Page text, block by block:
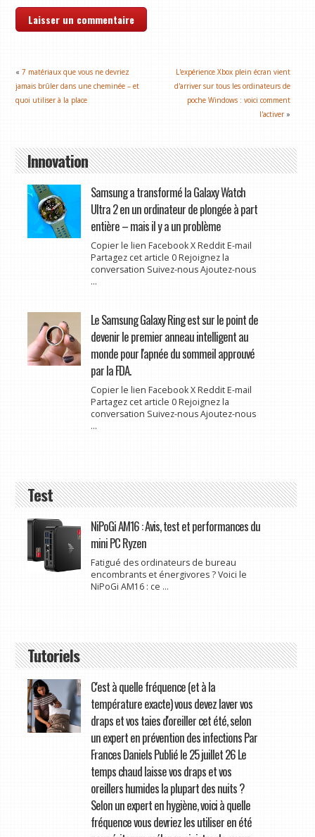
«7 matériaux que vous ne devriez
jamais brûler dans une cheminée – et
quoi utiliser à la place
L'expérience Xbox plein écran vient
d'arriver sur tous les ordinateurs de
poche Windows : voici comment
l'activer »
Innovation
Samsung a transformé la Galaxy Watch
Ultra 2 en un ordinateur de plongée à part
entière – mais il y a un problème
Copier le lien Facebook X Reddit E-mail
Partagez cet article 0 Rejoignez la
conversation Suivez-nous Ajoutez-nous
...
Le Samsung Galaxy Ring est sur le point de
devenir le premier anneau intelligent au
monde pour l'apnée du sommeil approuvé
par la FDA.
Copier le lien Facebook X Reddit E-mail
Partagez cet article 0 Rejoignez la
conversation Suivez-nous Ajoutez-nous
...
Test
NiPoGi AM16 : Avis, test et performances du
mini PC Ryzen
Fatigué des ordinateurs de bureau
encombrants et énergivores ? Voici le
NiPoGi AM16 : ce ...
Tutoriels
C'est à quelle fréquence (et à la
température exacte) vous devez laver vos
draps et vos taies d'oreiller cet été, selon
un expert en prévention des infections Par
Frances Daniels Publié le 25 juillet 26 Le
temps chaud laisse vos draps et vos
oreillers humides la plupart des nuits ?
Selon un expert en hygiène, voici à quelle
fréquence vous devriez les utiliser en été